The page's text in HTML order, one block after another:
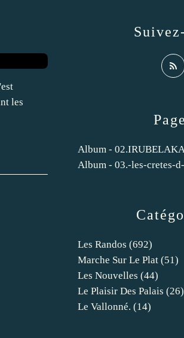
les
Les Randos (692)
Marche Sur Le Plat (51)
Les Nouvelles (44)
Le Plaisir Des Palais (26)
Le Vallonné. (14)
Album -
Album - 03.-les-cretes-